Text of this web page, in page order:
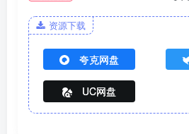
资源下载
夸克网盘
UC网盘